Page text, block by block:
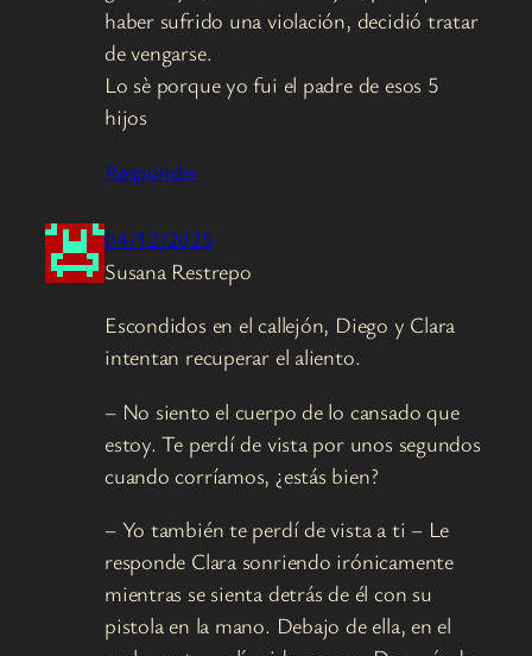
haber sufrido una violación, decidió tratar
de vengarse.
Lo sè porque yo fui el padre de esos 5
hijos
Responder
04/12/2025
Susana Restrepo
Escondidos en el callejón, Diego y Clara
intentan recuperar el aliento.
– No siento el cuerpo de lo cansado que
estoy. Te perdí de vista por unos segundos
cuando corríamos, ¿estás bien?
– Yo también te perdí de vista a ti – Le
responde Clara sonriendo irónicamente
mientras se sienta detrás de él con su
pistola en la mano. Debajo de ella, en el